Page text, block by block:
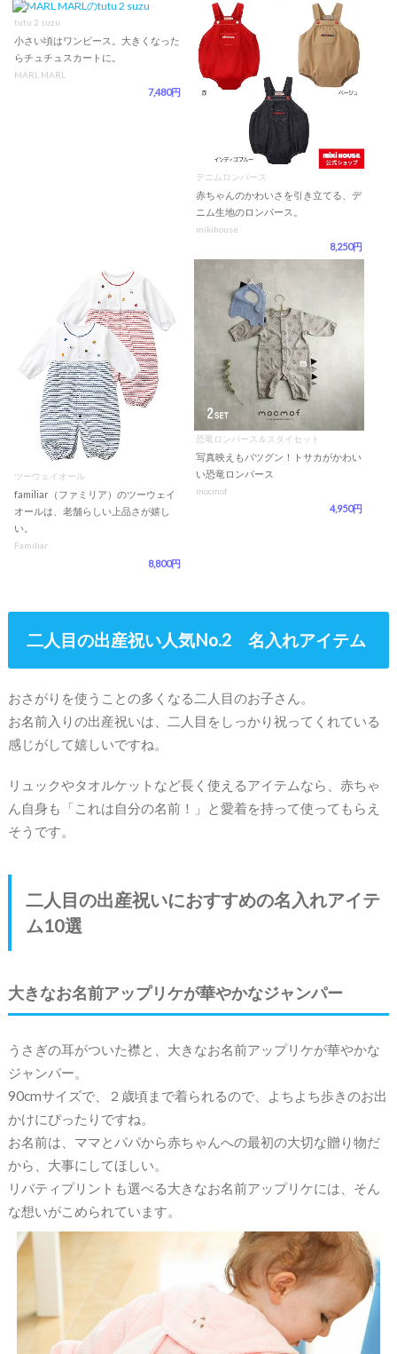
tutu 2 suzu
小さい頃はワンピース。大きくなった
らチュチュスカートに。
MARL MARL
7,480円
デニムロンパース
赤ちゃんのかわいさを引き立てる、デ
ニム生地のロンパース。
mikihouse
8,250円
ツーウェイオール
familiar（ファミリア）のツーウェイ
オールは、老舗らしい上品さが嬉し
い。
Familiar
8,800円
恐竜ロンパース＆スタイセット
写真映えもバツグン！トサカがかわい
い恐竜ロンパース
mocmof
4,950円
二人目の出産祝い人気No.2 名入れアイテム
おさがりを使うことの多くなる二人目のお子さん。
お名前入りの出産祝いは、二人目をしっかり祝ってくれている
感じがして嬉しいですね。
リュックやタオルケットなど長く使えるアイテムなら、赤ちゃ
ん自身も「これは自分の名前！」と愛着を持って使ってもらえ
そうです。
二人目の出産祝いにおすすめの名入れアイテ
ム10選
大きなお名前アップリケが華やかなジャンパー
うさぎの耳がついた襟と、大きなお名前アップリケが華やかな
ジャンパー。
90cmサイズで、２歳頃まで着られるので、よちよち歩きのお出
かけにぴったりですね。
お名前は、ママとパパから赤ちゃんへの最初の大切な贈り物だ
から、大事にしてほしい。
リバティプリントも選べる大きなお名前アップリケには、そん
な想いがこめられています。